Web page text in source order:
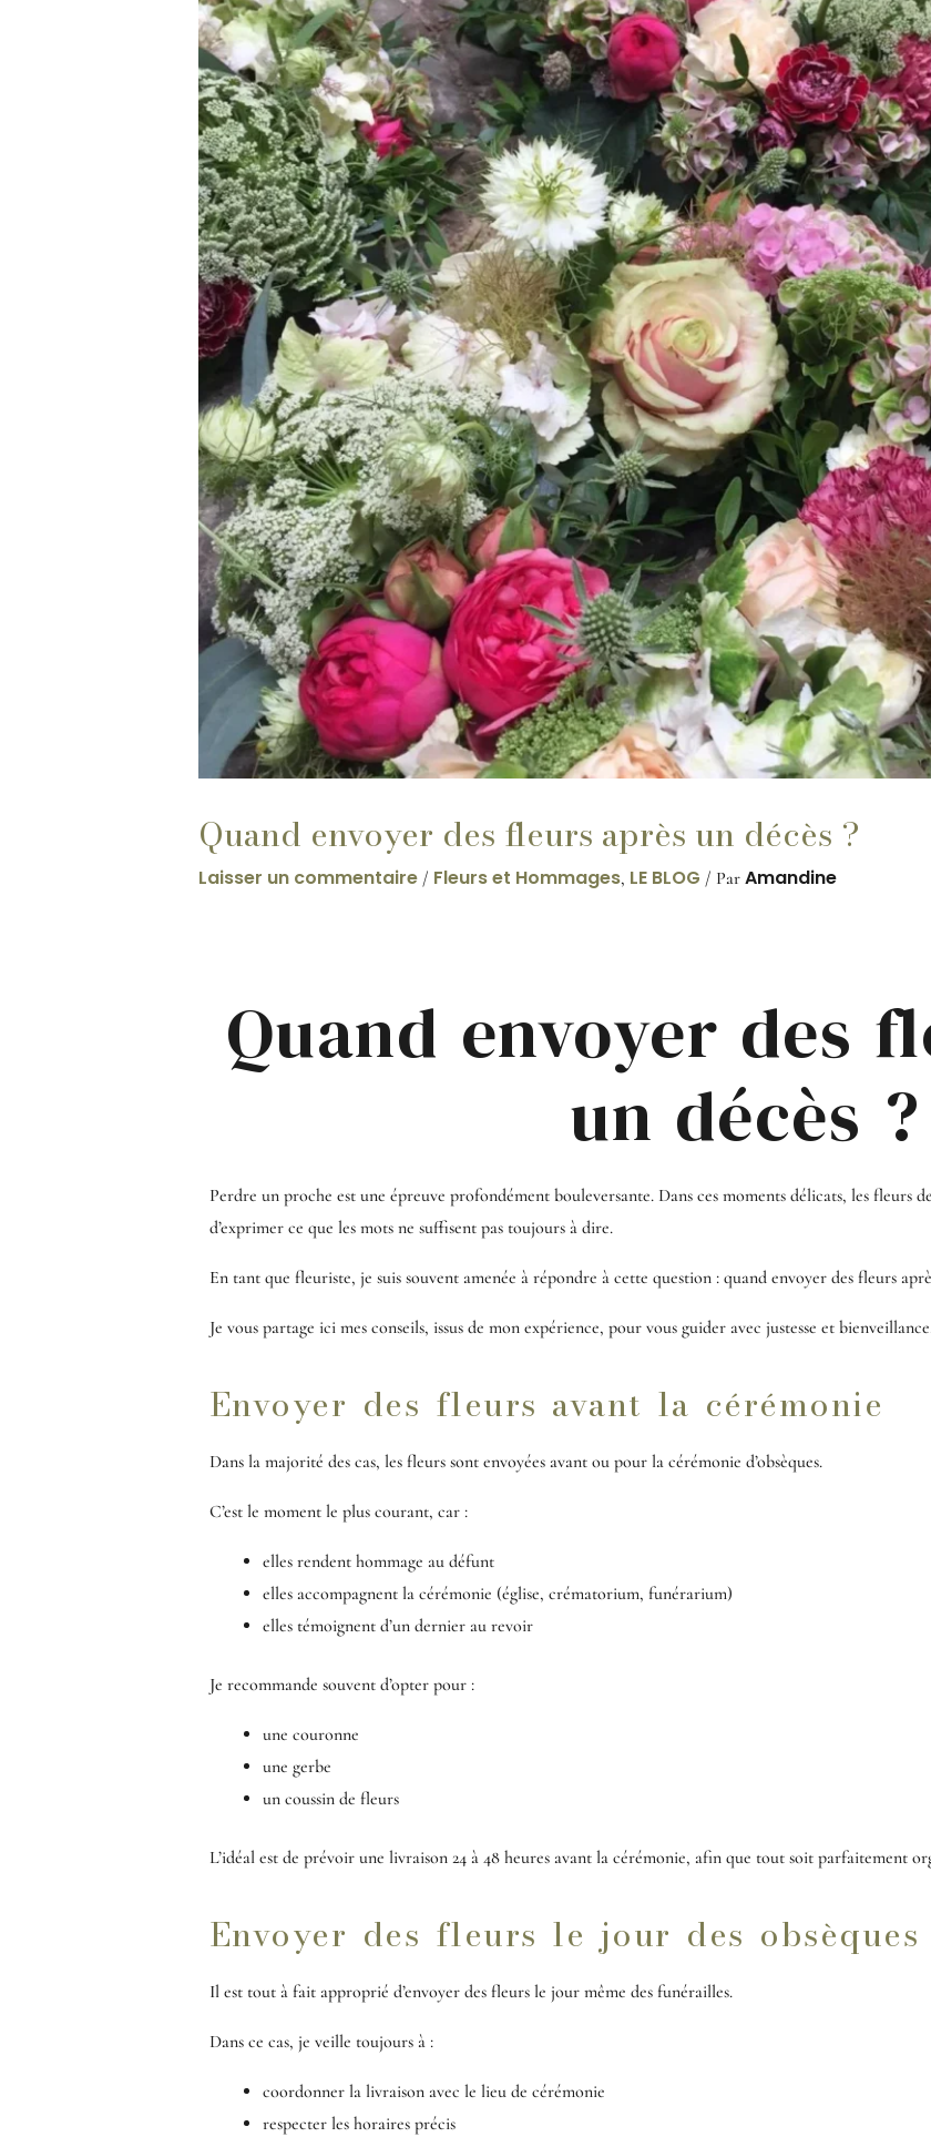
Quand envoyer des fleurs après un décès ?
Laisser un commentaire / Fleurs et Hommages, LE BLOG / Par Amandine
Quand envoyer des
un décès ?
Perdre un proche est une épreuve profondément bouleversante. Dans ces moments délicats, les fleurs
d’exprimer ce que les mots ne suffisent pas toujours à dire.
En tant que fleuriste, je suis souvent amenée à répondre à cette question : quand envoyer des fleurs
Je vous partage ici mes conseils, issus de mon expérience, pour vous guider avec justesse et
Envoyer des fleurs avant la cérémonie
Dans la majorité des cas, les fleurs sont envoyées avant ou pour la cérémonie d’obsèques.
C’est le moment le plus courant, car :
elles rendent hommage au défunt
elles accompagnent la cérémonie (église, crématorium, funérarium)
elles témoignent d’un dernier au revoir
Je recommande souvent d’opter pour :
une couronne
une gerbe
un coussin de fleurs
L’idéal est de prévoir une livraison 24 à 48 heures avant la cérémonie, afin que tout soit parfaitement
Envoyer des fleurs le jour des obsèques
Il est tout à fait approprié d’envoyer des fleurs le jour même des funérailles.
Dans ce cas, je veille toujours à :
coordonner la livraison avec le lieu de cérémonie
respecter les horaires précis